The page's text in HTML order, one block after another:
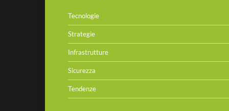
Tecnologie
Strategie
Infrastrutture
Sicurezza
Tendenze